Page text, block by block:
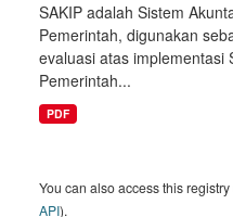
SAKIP adalah Sistem
Pemerintah, digunakan
evaluasi atas implementasi
Pemerintah...
PDF
You can also access this
API).